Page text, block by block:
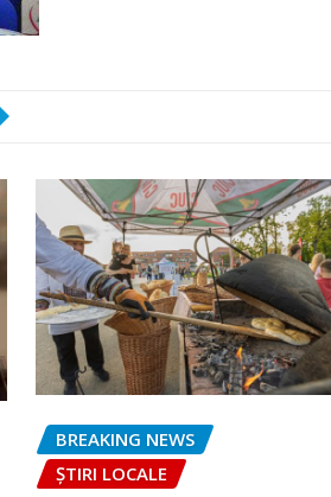
BREAKING NEWS
ȘTIRI LOCALE